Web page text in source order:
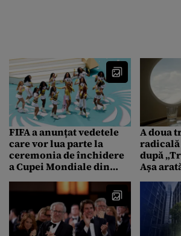
FIFA a anunțat vedetele
care vor lua parte la
ceremonia de închidere
a Cupei Mondiale din
A doua
radicală
după
Așa